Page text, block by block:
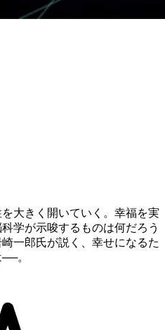
大きく開いていく。幸福を実
学が示唆するものは何だろう
一郎氏が説く、幸せになるた
。